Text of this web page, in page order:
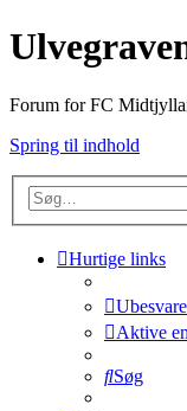
Forum for FC
Spring til indhold
Hurtige links
Aktive
Søg